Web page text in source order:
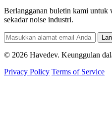
Berlangganan buletin kami untuk
sekadar noise industri.
© 2026 Havedev. Keunggulan
Privacy Policy Terms of Service